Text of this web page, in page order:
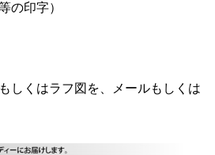
の印字）
しくはラフ図を、メールもしくは